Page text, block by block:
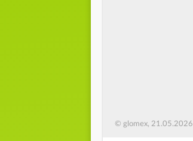
© glomex, 21.05.2026